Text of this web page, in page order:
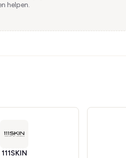
helpen.
111SKIN